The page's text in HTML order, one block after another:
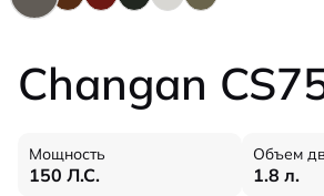
Changan
Мощность
150 Л.С.
Объем
1.8 л.